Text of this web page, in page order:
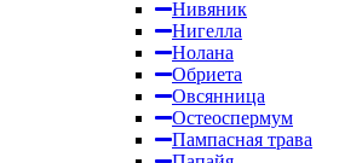
Нивяник
Нигелла
Нолана
Обриета
Овсянница
Остеоспермум
Пампасная трава